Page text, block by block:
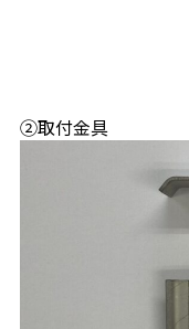
②取付金具